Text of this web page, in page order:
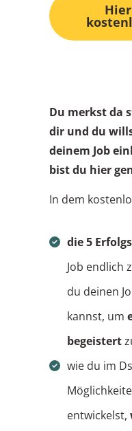
Du merkst da
dir und du
deinem Job
bist du hier
In dem
die 5
Job endlich
du deinen
kannst, um
begeistert
wie du im
entwickelst,